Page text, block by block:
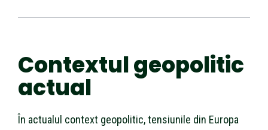
Contextul geopolitic
actual
În actualul context geopolitic, tensiunile din Europa